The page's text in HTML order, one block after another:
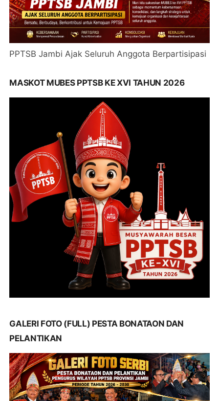
PPTSB Jambi Ajak Seluruh Anggota Berpartisipasi
MASKOT MUBES PPTSB KE XVI TAHUN 2026
GALERI FOTO (FULL) PESTA BONATAON DAN
PELANTIKAN